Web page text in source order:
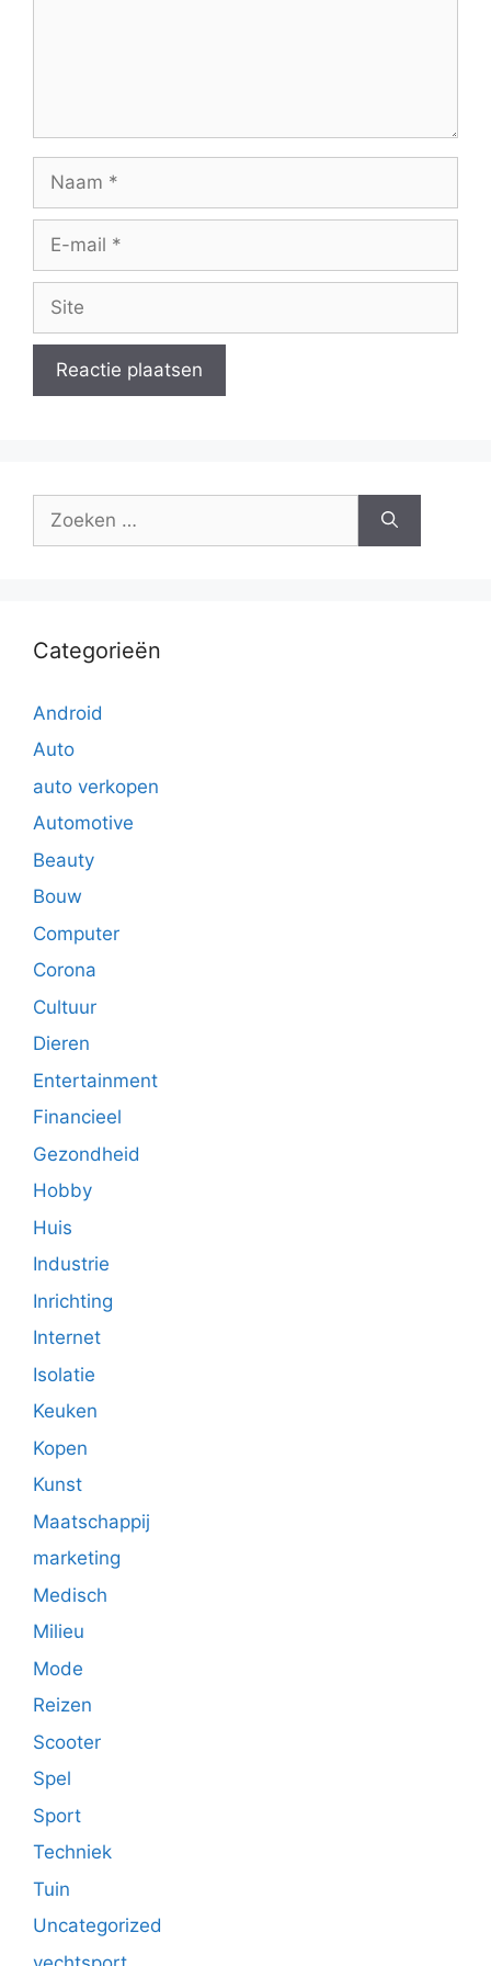
mail
naar:
Categorieën
Android
Auto
auto verkopen
Automotive
Beauty
Bouw
Computer
Corona
Cultuur
Dieren
Entertainment
Financieel
Gezondheid
Hobby
Huis
Industrie
Inrichting
Internet
Isolatie
Keuken
Kopen
Kunst
Maatschappij
marketing
Medisch
Milieu
Mode
Reizen
Scooter
Spel
Sport
Techniek
Tuin
Uncategorized